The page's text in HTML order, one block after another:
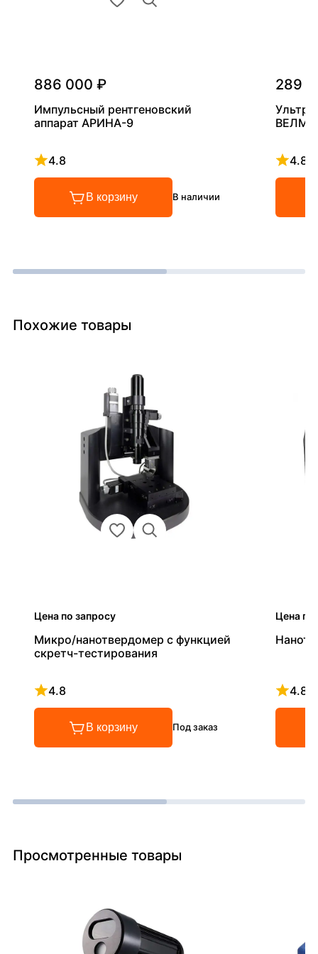
886 000 ₽
Импульсный рентгеновский
аппарат АРИНА-9
4.8
Рейтинг 4.8 из 5
В корзину В наличии
289
4.8
Похожие товары
Цена по запросу
Микро/нанотвердомер с функцией
скретч-тестирования
4.8
Рейтинг 4.8 из 5
В корзину Под заказ
Цена по
4.8
Просмотренные товары